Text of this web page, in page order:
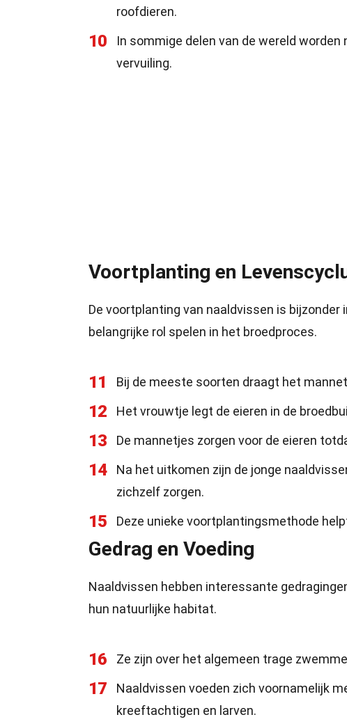
roofdieren.
10
In sommige delen van de wereld
vervuiling.
Voortplanting en
De voortplanting van naaldvissen is
belangrijke rol spelen in het broedproces.
11 Bij de meeste soorten draagt het
12 Het vrouwtje legt de eieren in de
13 De mannetjes zorgen voor de eieren
14
Na het uitkomen zijn de jonge
zichzelf zorgen.
15 Deze unieke voortplantingsmethode
Gedrag en Voeding
Naaldvissen hebben interessante
hun natuurlijke habitat.
16 Ze zijn over het algemeen trage
17
Naaldvissen voeden zich voornamelijk
kreeftachtigen en larven.